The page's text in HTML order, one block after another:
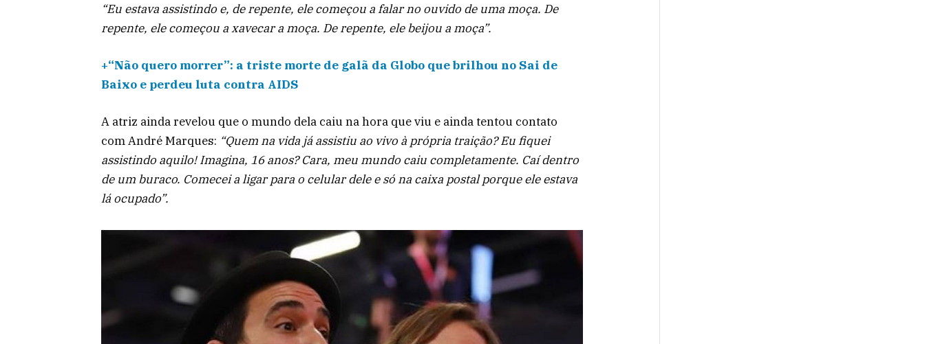
“Eu estava assistindo e, de repente, ele começou a falar no ouvido de uma moça. De
repente, ele começou a xavecar a moça. De repente, ele beijou a moça”.
+“Não quero morrer”: a triste morte de galã da Globo que brilhou no Sai de
Baixo e perdeu luta contra AIDS
A atriz ainda revelou que o mundo dela caiu na hora que viu e ainda tentou contato
com André Marques: “Quem na vida já assistiu ao vivo à própria traição? Eu fiquei
assistindo aquilo! Imagina, 16 anos? Cara, meu mundo caiu completamente. Caí dentro
de um buraco. Comecei a ligar para o celular dele e só na caixa postal porque ele estava
lá ocupado”.